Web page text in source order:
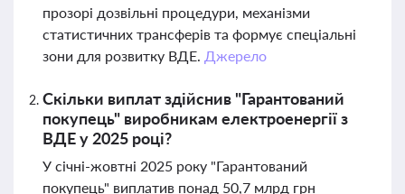
прозорі дозвільні процедури, механізми
статистичних трансферів та формує спеціальні
зони для розвитку ВДЕ. Джерело
Скільки виплат здійснив "Гарантований
покупець" виробникам електроенергії з
ВДЕ у 2025 році?
У січні-жовтні 2025 року "Гарантований
покупець" виплатив понад 50,7 млрд грн